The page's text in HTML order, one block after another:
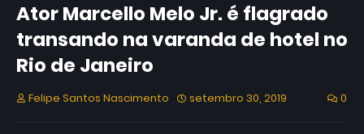
Ator Marcello Melo Jr. é flagrado
transando na varanda de hotel no
Rio de Janeiro
Felipe Santos Nascimento setembro 30, 2019 0